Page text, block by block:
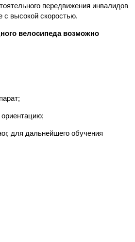
передвижения инвалидов
с высокой скоростью.
велосипеда возможно
для дальнейшего обучения